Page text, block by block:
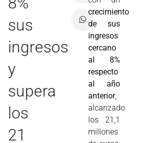
sus
ingresos
y
supera
los
21
crecimiento
de sus
ingresos
cercano
al 8%
respecto
al año
anterior,
alcanzado
los 21,1
millones